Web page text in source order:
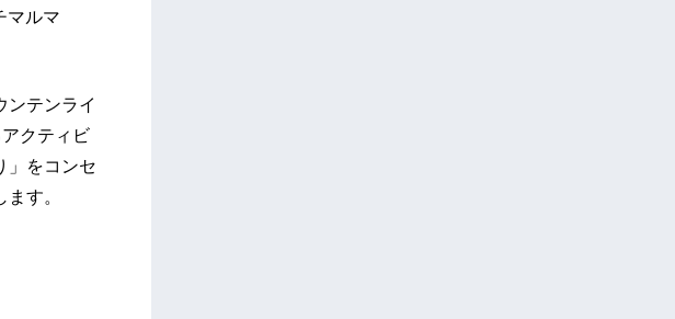
マルマ
ンテンライ
クティビ
」をコンセ
す。